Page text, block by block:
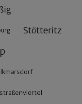
Stötteritz